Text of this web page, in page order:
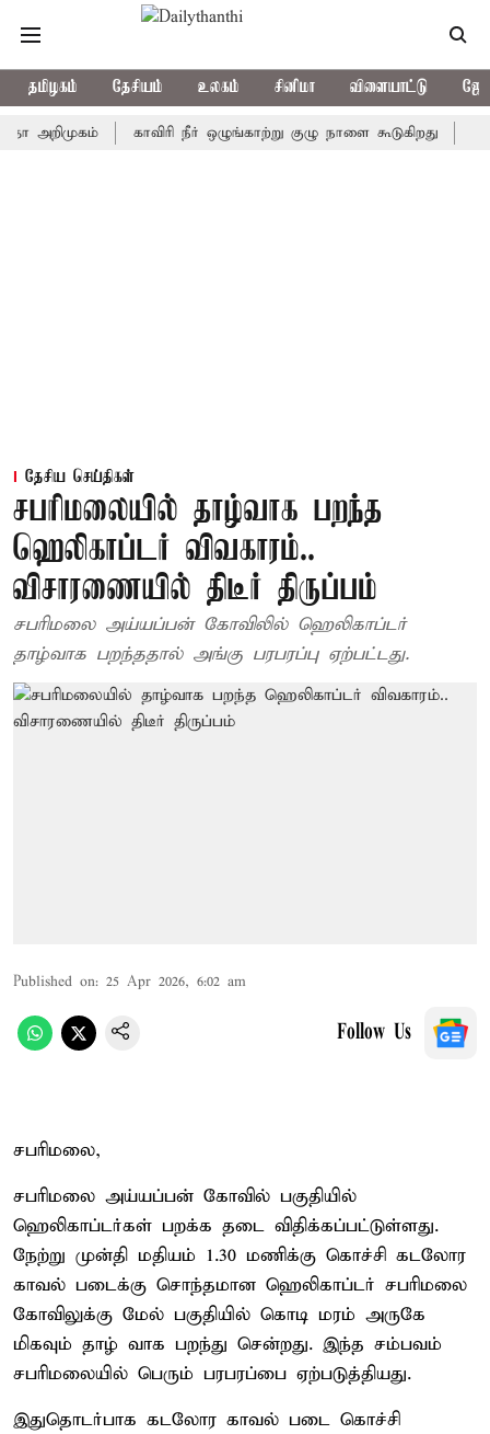
தமிழகம் தேசியம் உலகம் சினிமா விளையாட்டு
காவிரி நீர் ஒழுங்காற்று குழு நாளை கூடுகிறது ஒரு
தேசிய செய்திகள்
சபரிமலையில் தாழ்வாக பறந்த
ஹெலிகாப்டர் விவகாரம்..
விசாரணையில் திடீர் திருப்பம்
சபரிமலை அய்யப்பன் கோவிலில் ஹெலிகாப்டர்
தாழ்வாக பறந்ததால் அங்கு பரபரப்பு ஏற்பட்டது.
Published on: 25 Apr 2026, 6:02 am
Follow Us
சபரிமலை,
சபரிமலை அய்யப்பன் கோவில் பகுதியில்
ஹெலிகாப்டர்கள் பறக்க தடை விதிக்கப்பட்டுள்ளது.
நேற்று முன்தி மதியம் 1.30 மணிக்கு கொச்சி கடலோர
காவல் படைக்கு சொந்தமான ஹெலிகாப்டர் சபரிமலை
கோவிலுக்கு மேல் பகுதியில் கொடி மரம் அருகே
மிகவும் தாழ் வாக பறந்து சென்றது. இந்த சம்பவம்
சபரிமலையில் பெரும் பரபரப்பை ஏற்படுத்தியது.
இதுதொடர்பாக கடலோர காவல் படை கொச்சி